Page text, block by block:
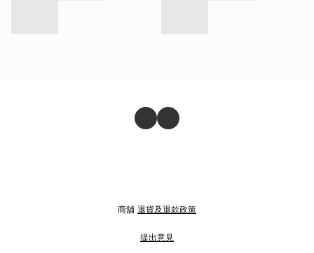
商舖 退貨及退款政策
提出意見